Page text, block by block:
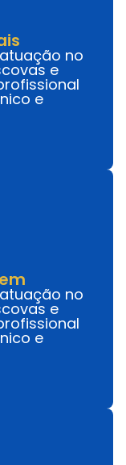
no
e
e
no
e
e